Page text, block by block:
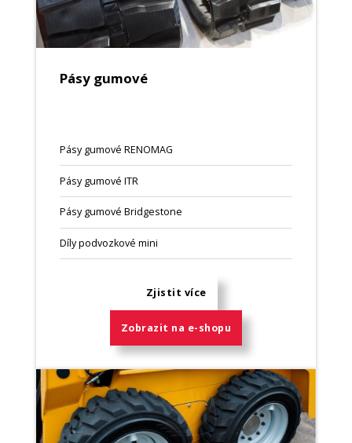
Pásy gumové
Pásy gumové RENOMAG
Pásy gumové ITR
Pásy gumové Bridgestone
Díly podvozkové mini
Zjistit více
Zobrazit na e-shopu